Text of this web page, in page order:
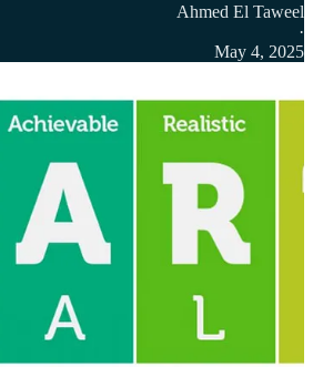
Ahmed El Taweel
·
May 4, 2025